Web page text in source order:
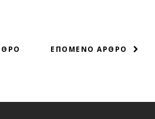
ΕΠΟΜΕΝΟ ΑΡΘΡΟ